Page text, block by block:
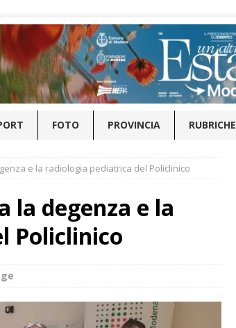
FOTO PROVINCIA RUBRICHE
e la radiologia pediatrica del Policlinico
la degenza e la
Policlinico